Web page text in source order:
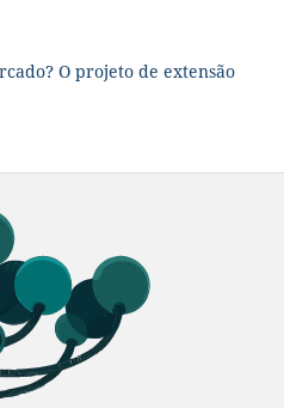
O projeto de extensão